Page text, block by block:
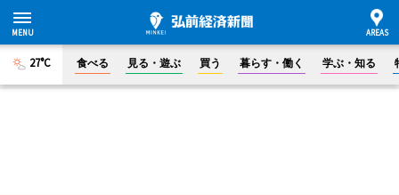
27°C 食べる 見る・遊ぶ 買う 暮らす・働く 学ぶ・知る